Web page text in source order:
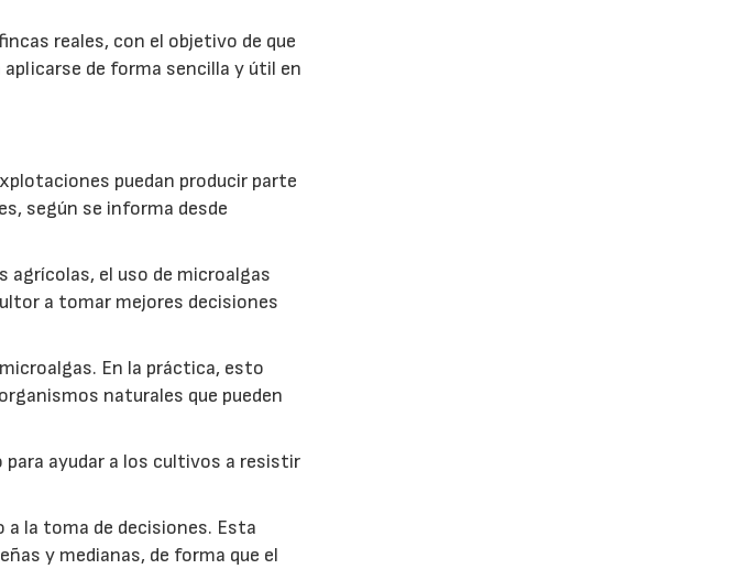
reales, con el objetivo de que
de forma sencilla y útil en
puedan producir parte
según se informa desde
agrícolas, el uso de microalgas
a tomar mejores decisiones
En la práctica, esto
naturales que pueden
ayudar a los cultivos a resistir
la toma de decisiones. Esta
y medianas, de forma que el